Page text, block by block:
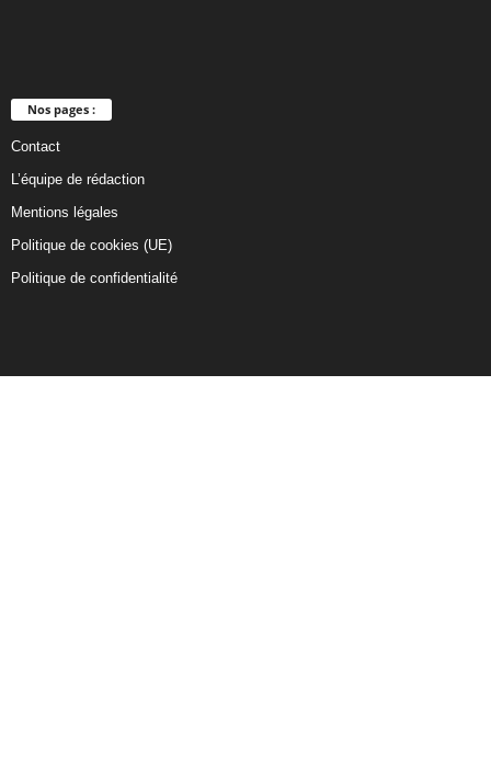
Nos pages :
Contact
L’équipe de rédaction
Mentions légales
Politique de cookies (UE)
Politique de confidentialité